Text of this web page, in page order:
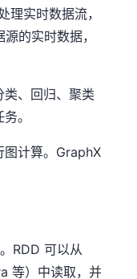
实时数据流，
的实时数据，
、回归、聚类
。
图计算。GraphX
RDD 可以从
等）中读取，并